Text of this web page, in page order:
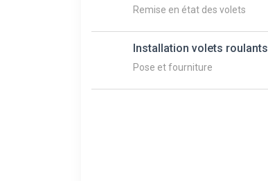
Remise en état des volets
Installation volets roulants
Pose et fourniture